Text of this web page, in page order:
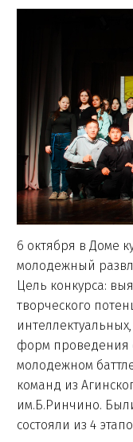
6 октября в Доме
молодежный
Цель конкурса:
творческого
форм проведения
молодежном
команд из
им.Б.Ринчино.
состояли из 4